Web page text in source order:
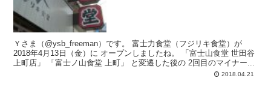
Ｙさま（@ysb_freeman）です。 富士力食堂（フジリキ食堂）が
2018年4月13日（金）に オープンしましたね。 「富士山食堂 世田谷
上町店」 「富士ノ山食堂 上町」 と変遷した後の 2回目のマイナー...
2018.04.21